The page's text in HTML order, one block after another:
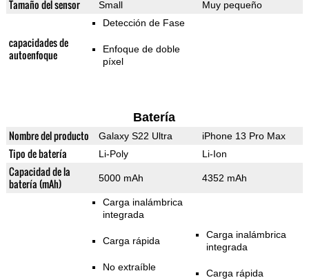
Tamaño del sensor Small Muy pequeño
capacidades de
autoenfoque
Detección de Fase
Enfoque de doble
píxel
Batería
Nombre del producto Galaxy S22 Ultra iPhone 13 Pro Max
Tipo de batería Li-Poly Li-Ion
Capacidad de la
batería (mAh)
5000 mAh 4352 mAh
Carga inalámbrica
integrada
Carga rápida
No extraíble
Carga inalámbrica
integrada
Carga rápida